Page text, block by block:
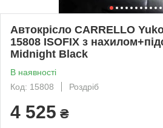
Автокрісло CARRELLO
15808 ISOFIX з
Midnight Black
В наявності
Код: 15808
Роздріб
4 525 ₴